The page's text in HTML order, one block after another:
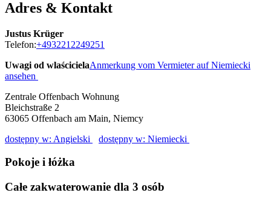
Adres & Kontakt
Justus Krüger
Telefon:+4932212249251
Uwagi od wlaścicielaAnmerkung vom Vermieter auf Niemiecki
ansehen
Zentrale Offenbach Wohnung
Bleichstraße 2
63065 Offenbach am Main, Niemcy
dostępny w: Angielski
dostępny w: Niemiecki
Pokoje i łóżka
Całe zakwaterowanie dla 3 osób